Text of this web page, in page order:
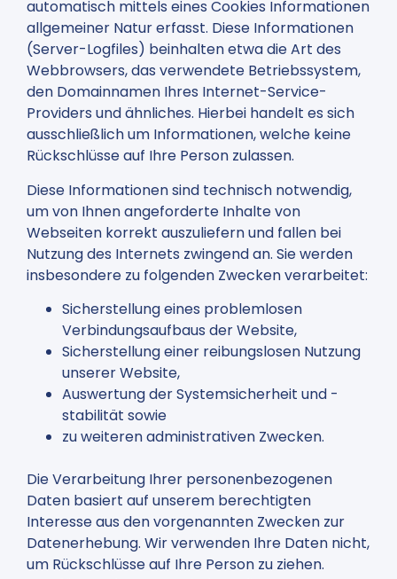
automatisch mittels eines Cookies Informationen
allgemeiner Natur erfasst. Diese Informationen
(Server-Logfiles) beinhalten etwa die Art des
Webbrowsers, das verwendete Betriebssystem,
den Domainnamen Ihres Internet-Service-
Providers und ähnliches. Hierbei handelt es sich
ausschließlich um Informationen, welche keine
Rückschlüsse auf Ihre Person zulassen.
Diese Informationen sind technisch notwendig,
um von Ihnen angeforderte Inhalte von
Webseiten korrekt auszuliefern und fallen bei
Nutzung des Internets zwingend an. Sie werden
insbesondere zu folgenden Zwecken verarbeitet:
Sicherstellung eines problemlosen
Verbindungsaufbaus der Website,
Sicherstellung einer reibungslosen Nutzung
unserer Website,
Auswertung der Systemsicherheit und -
stabilität sowie
zu weiteren administrativen Zwecken.
Die Verarbeitung Ihrer personenbezogenen
Daten basiert auf unserem berechtigten
Interesse aus den vorgenannten Zwecken zur
Datenerhebung. Wir verwenden Ihre Daten nicht,
um Rückschlüsse auf Ihre Person zu ziehen.